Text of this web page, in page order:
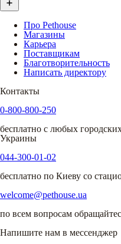
Про Pethouse
Магазины
Карьера
Поставщикам
Благотворительность
Написать директору
Контакты
0-800-800-250
бесплатно с любых
Украины
044-300-01-02
бесплатно по Киеву со
welcome@pethouse.ua
по всем вопросам
Напишите нам в мессенджер